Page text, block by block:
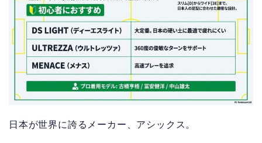
日本が世界に誇るメーカー、アシックス。